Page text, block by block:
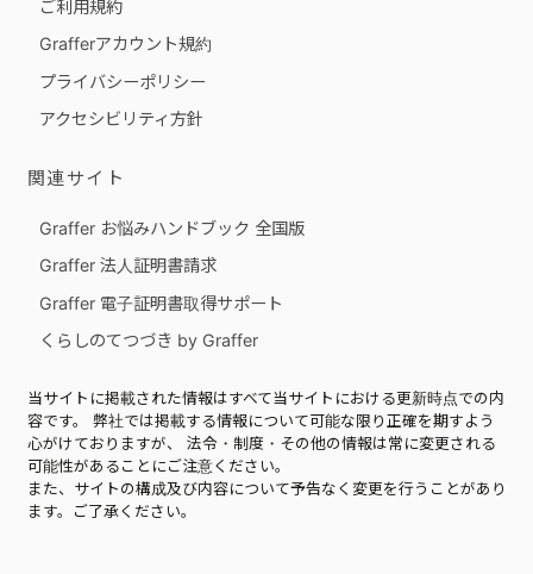
ご利用規約
Grafferアカウント規約
プライバシーポリシー
アクセシビリティ方針
関連サイト
Graffer お悩みハンドブック 全国版
Graffer 法人証明書請求
Graffer 電子証明書取得サポート
くらしのてつづき by Graffer
当サイトに掲載された情報はすべて当サイトにおける更新時点での内
容です。 弊社では掲載する情報について可能な限り正確を期すよう
心がけておりますが、 法令・制度・その他の情報は常に変更される
可能性があることにご注意ください。
また、サイトの構成及び内容について予告なく変更を行うことがあり
ます。ご了承ください。